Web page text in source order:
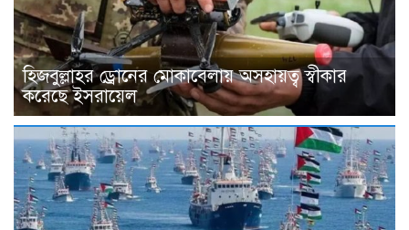
হিজবুল্লাহর ড্রোনের মোকাবেলায় অসহায়ত্ব স্বীকার
করেছে ইসরায়েল